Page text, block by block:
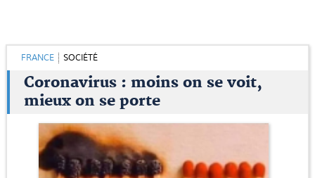
FRANCE SOCIÉTÉ
Coronavirus : moins on se voit,
mieux on se porte